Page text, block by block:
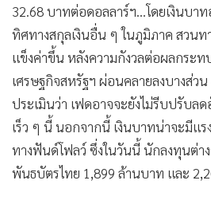
• ชุมชน-คุณภาพชีวิต
• อาชญากรรม
• Motoring
• เกม
• วิทยาศาสตร์
SMEs
• หุ้น
32.68 บาทต่อดอลลาร์ฯ...โดยเงินบา
ทิศทางสกุลเงินอื่น ๆ ในภูมิภาค สวนท
แข็งค่าขึ้น หลังความกังวลต่อผลกระ
เศรษฐกิจสหรัฐฯ ผ่อนคลายลงบางส่ว
ประเมินว่า เฟดอาจจะยังไม่รีบปรับล
เร็ว ๆ นี้ นอกจากนี้ เงินบาทน่าจะมีแ
ทางฟันด์โฟลว์ ซึ่งในวันนี้ นักลงทุนต่า
พันธบัตรไทย 1,899 ล้านบาท และ